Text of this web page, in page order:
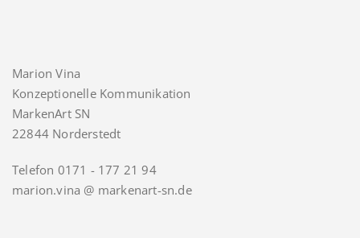
Marion Vina
Konzeptionelle Kommunikation
MarkenArt SN
22844 Norderstedt
Telefon 0171 - 177 21 94
marion.vina @ markenart-sn.de